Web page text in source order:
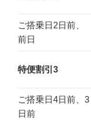
ご搭乗日2日前、
前日
特便割引3
ご搭乗日4日前、3
日前